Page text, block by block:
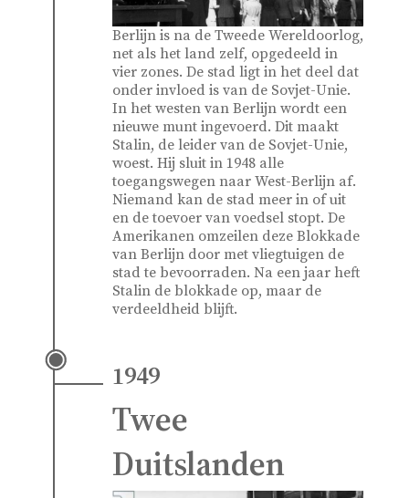
Berlijn is na de Tweede Wereldoorlog,
net als het land zelf, opgedeeld in
vier zones. De stad ligt in het deel dat
onder invloed is van de Sovjet-Unie.
In het westen van Berlijn wordt een
nieuwe munt ingevoerd. Dit maakt
Stalin, de leider van de Sovjet-Unie,
woest. Hij sluit in 1948 alle
toegangswegen naar West-Berlijn af.
Niemand kan de stad meer in of uit
en de toevoer van voedsel stopt. De
Amerikanen omzeilen deze Blokkade
van Berlijn door met vliegtuigen de
stad te bevoorraden. Na een jaar heft
Stalin de blokkade op, maar de
verdeeldheid blijft.
1949
Twee
Duitslanden